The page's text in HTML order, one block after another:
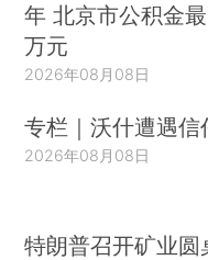
年 北京市公积金
万元
2026年08月08日
专栏｜沃什遭遇信
2026年08月08日
特朗普召开矿业圆